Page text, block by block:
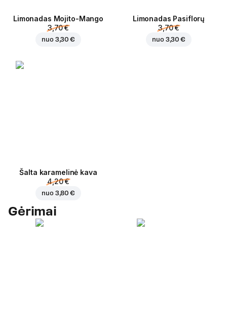
Limonadas Mojito-Mango
3,70 €
nuo 3,30 €
Limonadas Pasiflorų
3,70 €
nuo 3,30 €
Šalta karamelinė kava
4,20 €
nuo 3,80 €
Gėrimai